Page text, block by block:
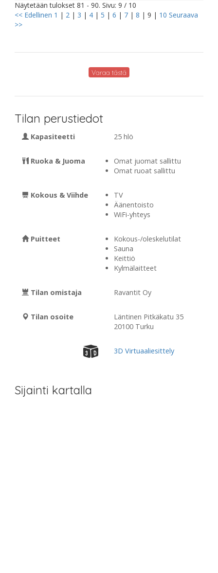
Näytetään tulokset 81 - 90. Sivu: 9 / 10
<< Edellinen 1 | 2 | 3 | 4 | 5 | 6 | 7 | 8 | 9 | 10 Seuraava
>>
Varaa tästä
Tilan perustiedot
Kapasiteetti 25 hlö
Ruoka & Juoma
Omat juomat sallittu
Omat ruoat sallittu
Kokous & Viihde
TV
Äänentoisto
WiFi-yhteys
Puitteet
Kokous-/oleskelutilat
Sauna
Keittiö
Kylmälaitteet
Tilan omistaja Ravantit Oy
Tilan osoite
Läntinen Pitkäkatu 35
20100 Turku
3D Virtuaaliesittely
Sijainti kartalla